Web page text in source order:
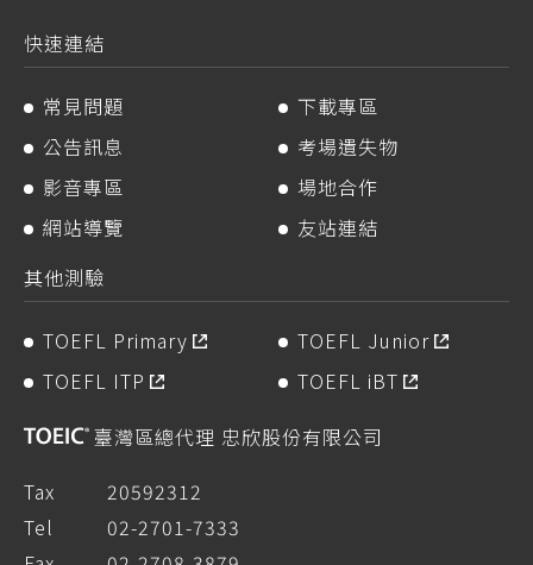
快速連結
常見問題
下載專區
公告訊息
考場遺失物
影音專區
場地合作
網站導覽
友站連結
其他測驗
TOEFL Primary
TOEFL Junior
TOEFL ITP
TOEFL iBT
臺灣區總代理 忠欣股份有限公司
Tax
20592312
Tel
02-2701-7333